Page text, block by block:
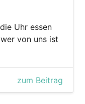
Uhr essen
von uns ist
zum Beitrag